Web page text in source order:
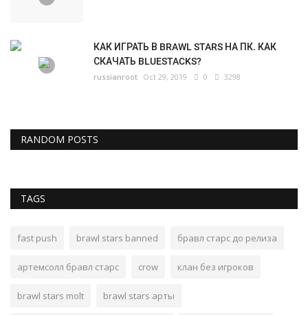
КАК ИГРАТЬ В BRAWL STARS НА ПК. КАК
СКАЧАТЬ BLUESTACKS?
russianroot Oct 29, 2019 0 3298
RANDOM POSTS
TAGS
fast push brawl stars banned бравл старс до релиза
артемсолл бравл старс crow клан без игроков
brawl stars molt brawl stars арты